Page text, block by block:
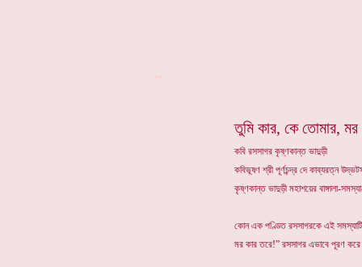
তুমি কার, কে তোমার, মর
কবি রসসাগর কৃষ্ণকান্ত ভাদুড়ী
কবিভূষণ শ্রী পূর্ণচন্দ্র দে কাব্যরত্ন
কৃষ্ণকান্ত ভাদুড়ী মহাশয়ের বাঙ্গালা-
কোন এক পণ্ডিত রসসাগরকে এই
মর কার তরে!” রসসাগর এভাবে পূরণ করে